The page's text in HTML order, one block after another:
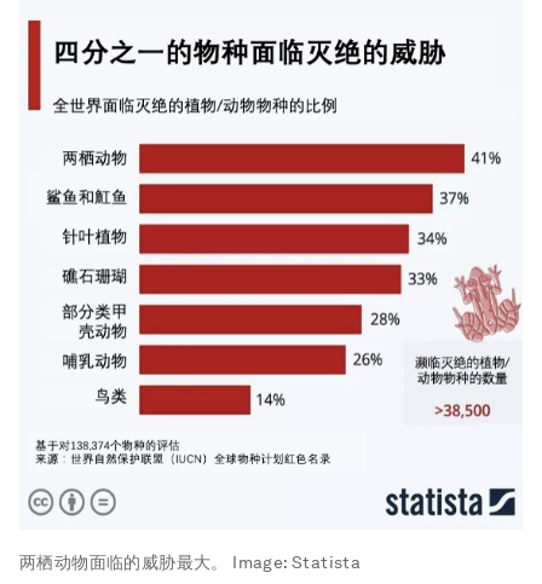
两栖动物面临的威胁最大。 Image:Statista